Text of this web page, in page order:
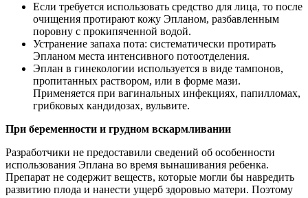
Если требуется использовать средство для лица, то после
очищения протирают кожу Эпланом, разбавленным
поровну с прокипяченной водой.
Устранение запаха пота: систематически протирать
Эпланом места интенсивного потоотделения.
Эплан в гинекологии используется в виде тампонов,
пропитанных раствором, или в форме мази.
Применяется при вагинальных инфекциях, папилломах,
грибковых кандидозах, вульвите.
При беременности и грудном вскармливании
Разработчики не предоставили сведений об особенности
использования Эплана во время вынашивания ребенка.
Препарат не содержит веществ, которые могли бы навредить
развитию плода и нанести ущерб здоровью матери. Поэтому